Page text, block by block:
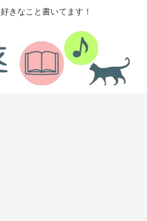
きなこと書いてます！